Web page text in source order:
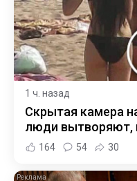
1 ч. назад
Скрытая камера
люди вытворяют,
164 54 30